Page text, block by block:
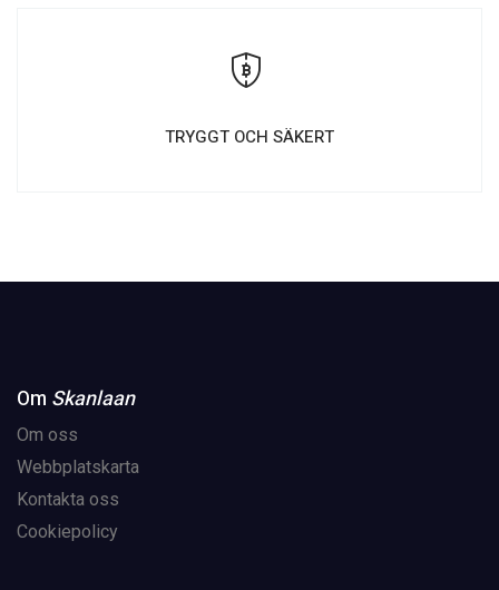
TRYGGT OCH SÄKERT
Om Skanlaan
Om oss
Webbplatskarta
Kontakta oss
Cookiepolicy